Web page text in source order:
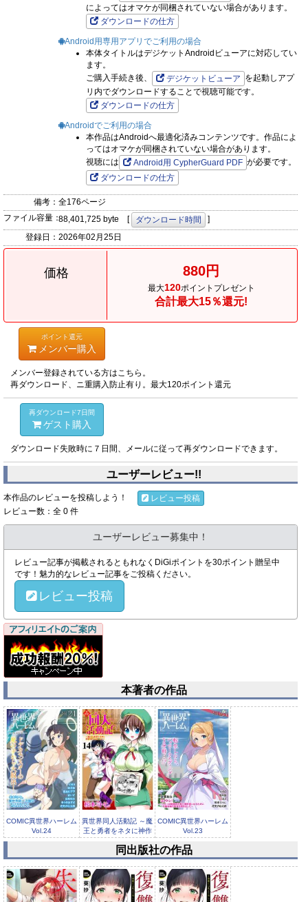
によってはオマケが同梱されていない場合があります。
ダウンロードの仕方
Android用専用アプリでご利用の場合
本体タイトルはデジケットAndroidビューアに対応してい
ます。
ご購入手続き後、
デジケットビューア を起動しアプ
リ内でダウンロードすることで視聴可能です。
ダウンロードの仕方
Androidでご利用の場合
本作品はAndroidへ最適化済みコンテンツです。作品によ
ってはオマケが同梱されていない場合があります。
視聴には
Android用 CypherGuard PDF が必要です。
ダウンロードの仕方
備考： 全176ページ
ファイル容量：88,401,725 byte [ ダウンロード時間
]
登録日： 2026年02月25日
価格 880円
最大120ポイントプレゼント
合計最大15％還元!
ポイント還元
メンバー購入
メンバー登録されている方はこちら。
再ダウンロード、ニ重購入防止有り。最大120ポイント還元
再ダウンロード7日間
ゲスト購入
ダウンロード失敗時に７日間、メールに従って再ダウンロードできます。
ユーザーレビュー!!
本作品のレビューを投稿しよう！
レビュー投稿
レビュー数：全 0 件
ユーザーレビュー募集中！
レビュー記事が掲載されるともれなくDiGiポイントを30ポイント贈呈中
です！魅力的なレビュー記事をご投稿ください。
レビュー投稿
本著者の作品
COMIC異世界ハーレム
Vol.24
異世界同人活動記 ～魔
王と勇者をネタに神作
家をめ...
COMIC異世界ハーレム
Vol.23
同出版社の作品